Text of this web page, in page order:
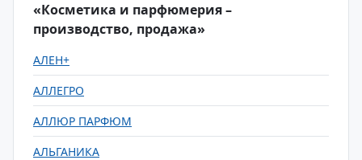
«Косметика и парфюмерия –
производство, продажа»
АЛЕН+
АЛЛЕГРО
АЛЛЮР ПАРФЮМ
АЛЬГАНИКА